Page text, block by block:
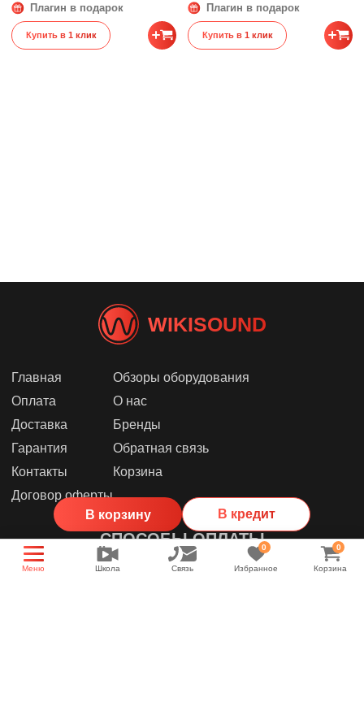
В корзину В кредит
Плагин в подарок
Купить в 1 клик
Плагин в подарок
Купить в 1 клик
WIKISOUND
Главная
Оплата
Доставка
Гарантия
Контакты
Договор оферты
Обзоры оборудования
О нас
Бренды
Обратная связь
Корзина
СПОСОБЫ ОПЛАТЫ
Меню Школа Связь
0
Избранное
0
Корзина